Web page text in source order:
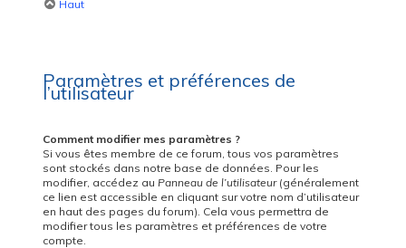
Haut
Paramètres et préférences de
l’utilisateur
Comment modifier mes paramètres ?
Si vous êtes membre de ce forum, tous vos paramètres
sont stockés dans notre base de données. Pour les
modifier, accédez au Panneau de l’utilisateur(généralement
ce lien est accessible en cliquant sur votre nom d’utilisateur
en haut des pages du forum). Cela vous permettra de
modifier tous les paramètres et préférences de votre
compte.